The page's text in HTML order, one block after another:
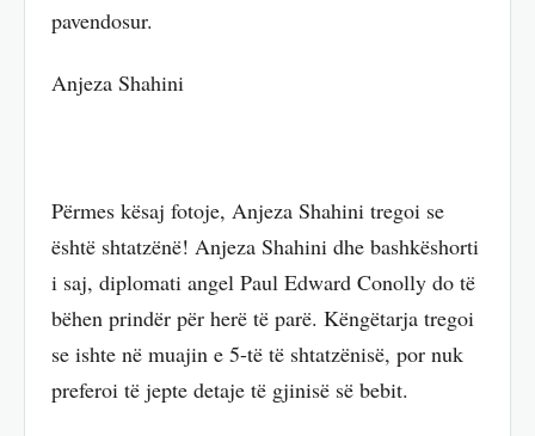
pavendosur.
Anjeza Shahini
Përmes kësaj fotoje, Anjeza Shahini tregoi se
është shtatzënë! Anjeza Shahini dhe bashkëshorti
i saj, diplomati angel Paul Edward Conolly do të
bëhen prindër për herë të parë. Këngëtarja tregoi
se ishte në muajin e 5-të të shtatzënisë, por nuk
preferoi të jepte detaje të gjinisë së bebit.